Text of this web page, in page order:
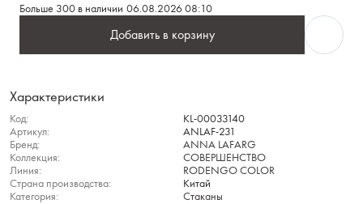
Больше 300 в наличии 06.08.2026 08:10
Добавить в корзину
Характеристики
Код:
KL-00033140
Артикул:
ANLAF-231
Бренд:
ANNA LAFARG
Коллекция:
СОВЕРШЕНСТВО
Линия:
RODENGO COLOR
Страна производства:
Китай
Категория:
Стаканы